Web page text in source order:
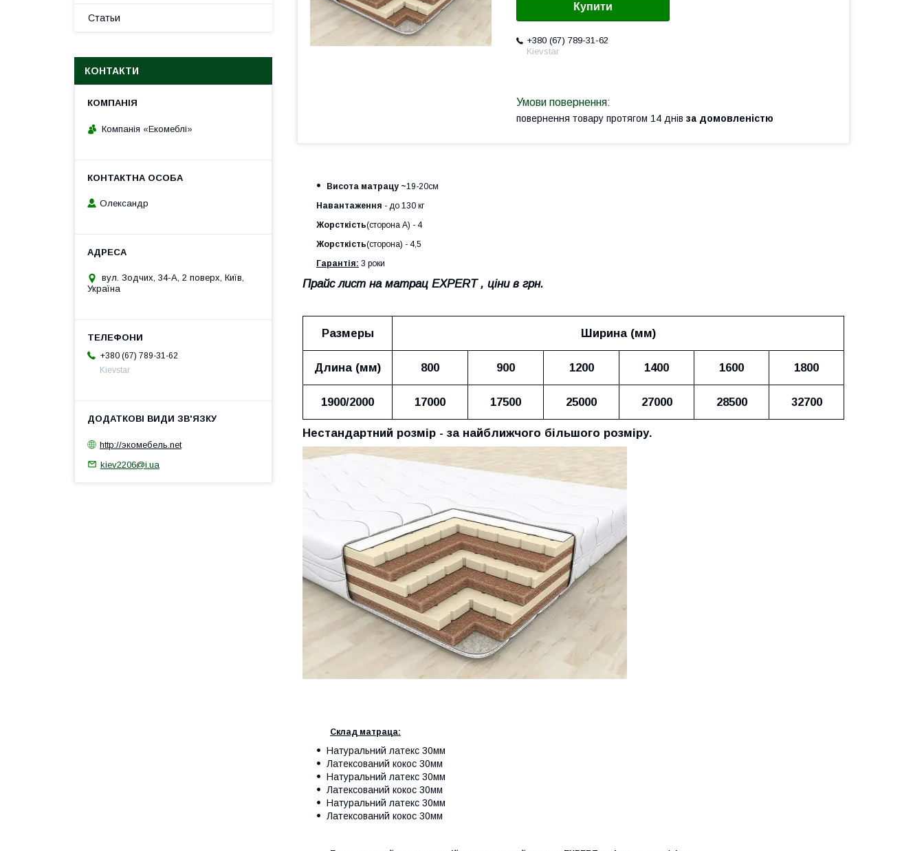
Купити
+380 (67) 789-31-62
Kievstar
повернення товару протягом 14 днів за домовленістю
Висота матрацу ~19-20см
Навантаження - до 130 кг
Жорсткість(сторона А) - 4
Жорсткість(сторона) - 4,5
Гарантія: 3 роки
Прайс лист на матрац EXPERT , ціни в грн.
Размеры Ширина (мм)
Длина (мм) 800 900 1200 1400 1600 1800
1900/2000 17000 17500 25000 27000 28500 32700
Нестандартний розмір - за найближчого більшого розміру.
Склад матраца:
Натуральний латекс 30мм
Латексований кокос 30мм
Натуральний латекс 30мм
Латексований кокос 30мм
Натуральний латекс 30мм
Латексований кокос 30мм
Статьи
КОНТАКТИ
Компанія «Екомеблі»
Олександр
вул. Зодчих, 34-А, 2 поверх, Київ,
Україна
+380 (67) 789-31-62
Kievstar
http://экомебель.net
kiev2206@i.ua